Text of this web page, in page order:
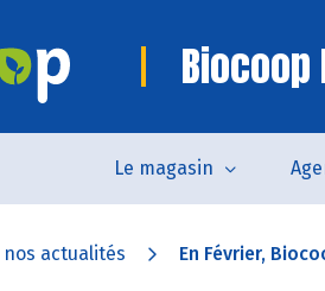
Le magasin
nos actualités En Février,